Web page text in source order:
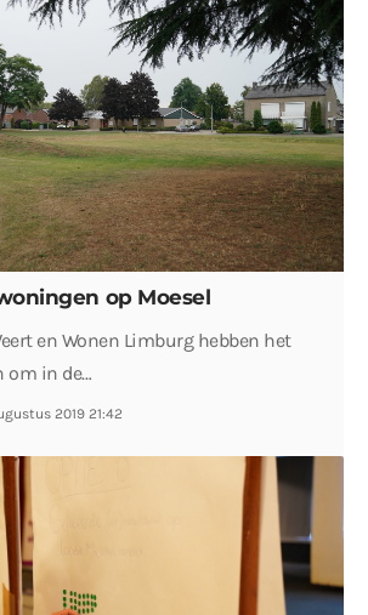
op Moesel
en Wonen Limburg hebben het
om in de…
2019 21:42